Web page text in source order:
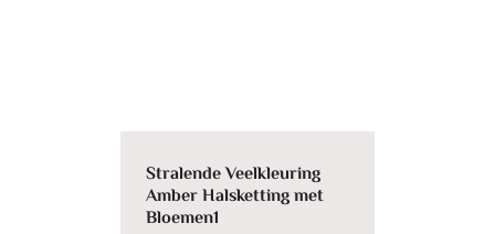
Stralende Veelkleuring
Amber Halsketting met
Bloemen1